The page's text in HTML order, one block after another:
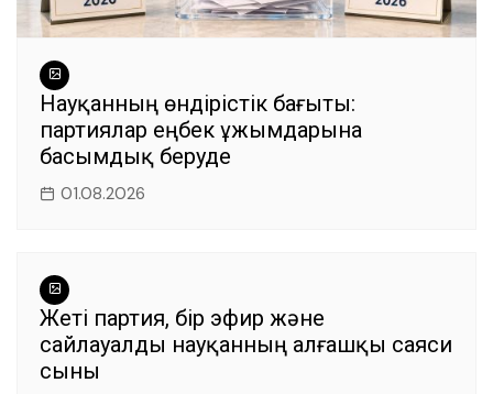
Науқанның өндірістік бағыты:
партиялар еңбек ұжымдарына
басымдық беруде
01.08.2026
Жеті партия, бір эфир және
сайлауалды науқанның алғашқы саяси
сыны